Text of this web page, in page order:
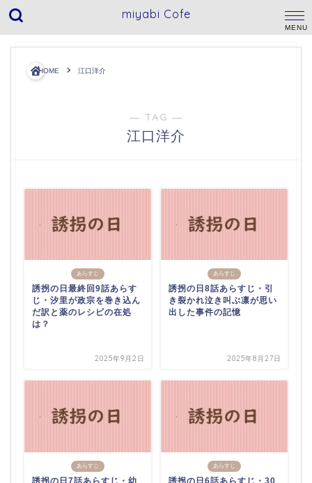
miyabi Cofe
HOME 江口洋介
― TAG ―
江口洋介
あらすじ
誘拐の日最終回9話あらす
じ・汐里が政宗を巻き込ん
だ訳と薬のレシピの在処
は？
2025年9月2日
あらすじ
誘拐の日8話あらすじ・引
き裂かれ泣き叫ぶ凛が思い
出した事件の記憶
2025年8月27日
あらすじ
誘拐の日7話あらすじ・幼
あらすじ
誘拐の日6話あらすじ・30